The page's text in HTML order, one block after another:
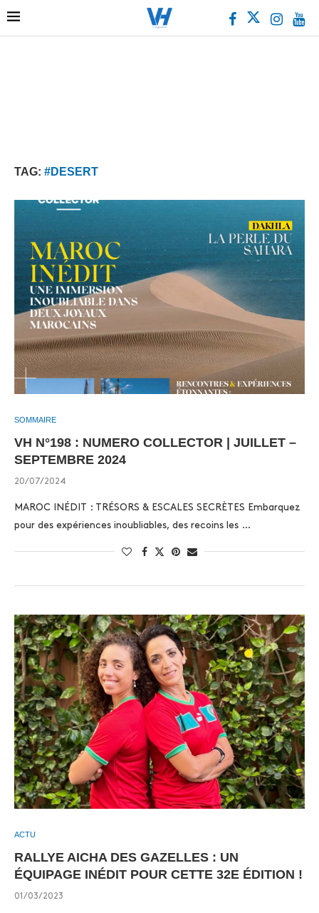
TAG: #DESERT
SOMMAIRE
VH N°198 : NUMERO COLLECTOR | JUILLET –
SEPTEMBRE 2024
20/07/2024
MAROC INÉDIT : TRÉSORS & ESCALES SECRÈTES Embarquez
pour des expériences inoubliables, des recoins les …
ACTU
RALLYE AICHA DES GAZELLES : UN
ÉQUIPAGE INÉDIT POUR CETTE 32E ÉDITION !
01/03/2023